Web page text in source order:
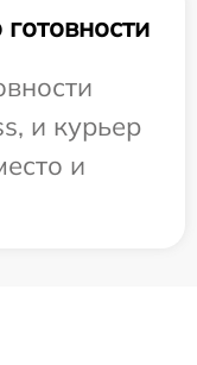
и курьер
и